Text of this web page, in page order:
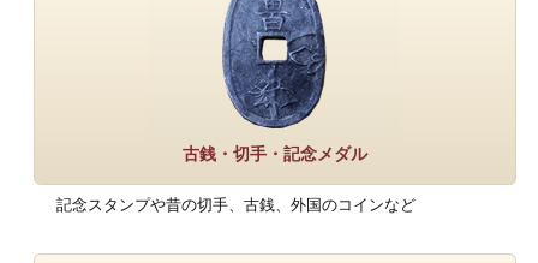
古銭・切手・記念メダル
記念スタンプや昔の切手、古銭、外国のコインなど